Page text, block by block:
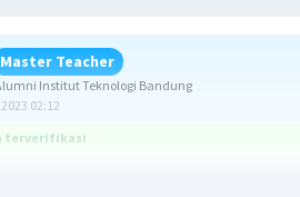
Master Teacher
Institut Teknologi Bandung
02:12
terverifikasi